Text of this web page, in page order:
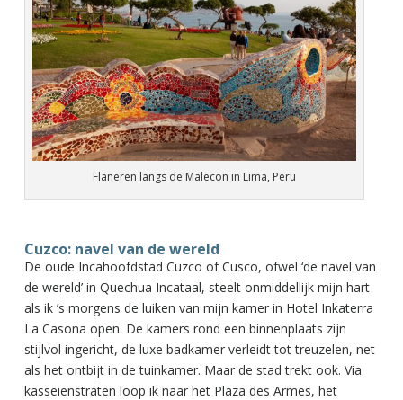
Flaneren langs de Malecon in Lima, Peru
Cuzco: navel van de wereld
De oude Incahoofdstad Cuzco of Cusco, ofwel ‘de navel van
de wereld’ in Quechua Incataal, steelt onmiddellijk mijn hart
als ik ’s morgens de luiken van mijn kamer in Hotel Inkaterra
La Casona open. De kamers rond een binnenplaats zijn
stijlvol ingericht, de luxe badkamer verleidt tot treuzelen, net
als het ontbijt in de tuinkamer. Maar de stad trekt ook. Via
kasseienstraten loop ik naar het Plaza des Armes, het